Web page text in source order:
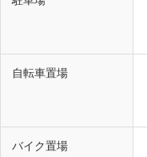
自転車置場
バイク置場